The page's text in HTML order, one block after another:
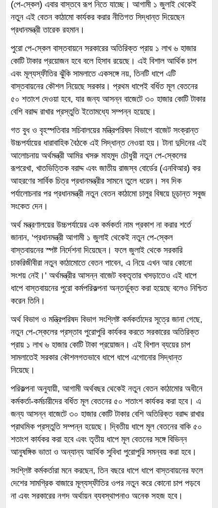
(পে-স্কেল) এবার বাস্তবে রূপ নিতে যাচ্ছে। আগামী ১ জুলাই থেকেই
নতুন এই বেতন কাঠামো কার্যকর করার নীতিগত সিদ্ধান্ত দিয়েছেন
প্রধানমন্ত্রী তারেক রহমান।
পুরো পে-স্কেল বাস্তবায়নে সরকারের অতিরিক্ত প্রায় ১ লাখ ৬ হাজার
কোটি টাকার প্রয়োজন হবে বলে হিসাব রয়েছে। এই বিশাল আর্থিক চাপ
এবং মূল্যস্ফীতির ঝুঁকি সামলাতে একসঙ্গে নয়, তিনটি ধাপে এটি
বাস্তবায়নের কৌশল নিয়েছে সরকার। প্রথম ধাপেই বর্ধিত মূল বেতনের
৫০ শতাংশ দেওয়া হবে, যার জন্য আসন্ন বাজেটে ৩০ হাজার কোটি টাকার
বেশি বরাদ্দ রাখার প্রস্তুতি ইতোমধ্যে সম্পন্ন হয়েছে।
গত বুধ ও বৃহস্পতিবার সচিবালয়ের মন্ত্রিপরিষদ বিভাগে বাজেট সংক্রান্ত
উচ্চপর্যায়ের ধারাবাহিক বৈঠকে এই সিদ্ধান্ত নেওয়া হয়। টানা দুদিনের এই
আলোচনায় অর্থমন্ত্রী আমির খসরু মাহমুদ চৌধুরী নতুন পে-স্কেলের
রূপরেখা, খাতভিত্তিক বরাদ্দ এবং জাতীয় রাজস্ব বোর্ডের (এনবিআর) কর
আহরণের সার্বিক চিত্র প্রধানমন্ত্রীর সামনে তুলে ধরেন। সব দিক
পর্যালোচনার পর প্রধানমন্ত্রী নতুন বেতন কাঠামো চালুর বিষয়ে চূড়ান্ত সবুজ
সংকেত দেন।
অর্থ মন্ত্রণালয়ের উচ্চপর্যায়ের এক কর্মকর্তা নাম প্রকাশ না করার শর্তে
জানান, ‘প্রধানমন্ত্রী আগামী ১ জুলাই থেকেই নতুন পে-স্কেল
বাস্তবায়নের স্পষ্ট নির্দেশনা দিয়েছেন। ফলে জুলাই থেকে সরকারি
চাকরিজীবীরা নতুন কাঠামোতে বেতন পাবেন, এ নিয়ে এখন আর কোনো
সংশয় নেই।’ অর্থমন্ত্রীর আসন্ন বাজেট বক্তৃতার খসড়াতেও এই ধাপে
ধাপে বাস্তবায়নের পুরো কর্মপরিকল্পনা অন্তর্ভুক্ত করা হয়েছে বলেও নিশ্চিত
করেন তিনি।
অর্থ বিভাগ ও মন্ত্রিপরিষদ বিভাগ সংশ্লিষ্ট কর্মকর্তাদের সূত্রে জানা গেছে,
নতুন পে-স্কেলের প্রস্তাব পুরোপুরি কার্যকর করতে সরকারের অতিরিক্ত
প্রায় ১ লাখ ৬ হাজার কোটি টাকা প্রয়োজন। এই বিশাল ব্যয়ের চাপ
সামলাতেই সরকার কৌশলগতভাবে ধাপে ধাপে এগোনোর সিদ্ধান্ত
নিয়েছে।
পরিকল্পনা অনুযায়ী, আগামী অর্থবছর থেকেই নতুন বেতন কাঠামোর অধীনে
কর্মকর্তা-কর্মচারীদের বর্ধিত মূল বেতনের ৫০ শতাংশ কার্যকর করা হবে। এ
জন্য আসন্ন বাজেটে ৩০ হাজার কোটি টাকার বেশি অতিরিক্ত বরাদ্দ রাখার
প্রাথমিক প্রস্তুতি সম্পন্ন হয়েছে। দ্বিতীয় ধাপে মূল বেতনের বাকি ৫০
শতাংশ কার্যকর করা হবে এবং তৃতীয় ধাপে মূল বেতনের সঙ্গে বিভিন্ন
আনুষঙ্গিক ভাতা ও অন্যান্য আর্থিক সুবিধা পুরোপুরি সমন্বয় করা হবে।
সংশ্লিষ্ট কর্মকর্তারা মনে করছেন, তিন বছরে ধাপে ধাপে বাস্তবায়নের ফলে
দেশের সামগ্রিক বাজারে মূল্যস্ফীতির ওপর নতুন করে কোনো চাপ পড়বে
না এবং সরকারের নগদ অর্থায়ন ব্যবস্থাপনাও অনেক সহজ হবে।